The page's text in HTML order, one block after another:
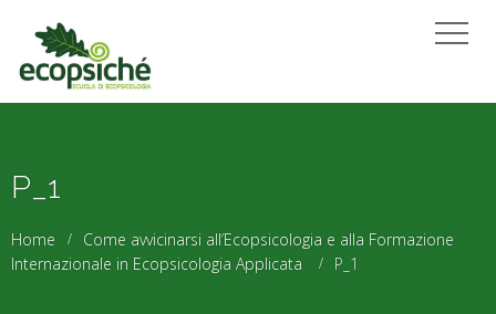
P_1
Home
Come avvicinarsi all’Ecopsicologia e alla Formazione
Internazionale in Ecopsicologia Applicata
P_1